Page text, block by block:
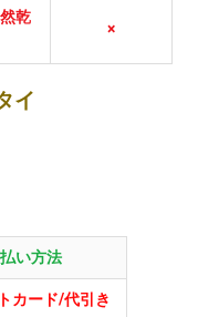
乾
×
イ
い方法
カード/代引き